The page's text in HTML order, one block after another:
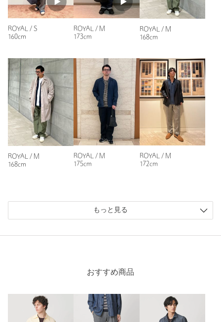
性別：男性
年代：40代後半
身長： 181cm
参考になった
※レビューは、個人の主観による感想・体感によるもので、商品の効果や性
能を保証するものではありません。
もっと見る
ROYAL / S
160cm
ROYAL / M
173cm
ROYAL / M
168cm
ROYAL / M
168cm
ROYAL / M
175cm
ROYAL / M
172cm
もっと見る
おすすめ商品